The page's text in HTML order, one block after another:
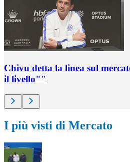
Chivu detta la linea sul
il livello""
I più visti di Mercato